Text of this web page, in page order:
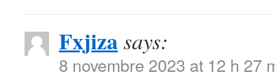
Fxjizasays:
8 novembre 2023 at 12 h 27